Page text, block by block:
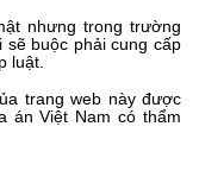
nhưng trong trường
sẽ buộc phải cung cấp
luật.
trang web này được
án Việt Nam có thẩm